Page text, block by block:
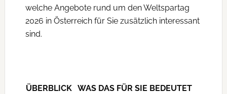
welche Angebote rund um den Weltspartag
2026 in Österreich für Sie zusätzlich interessant
sind.
ÜBERBLICK WAS DAS FÜR SIE BEDEUTET